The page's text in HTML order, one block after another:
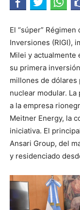
El “súper”
Inversiones (RIGI),
Milei y actualmente
su primera
millones de
nuclear modular.
a la empresa
Meitner Energy, la
iniciativa. El
Ansari Group, del
y residenciado